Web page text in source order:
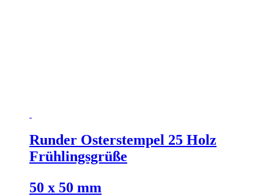
Runder Osterstempel 25 Holz
Frühlingsgrüße
50 x 50 mm